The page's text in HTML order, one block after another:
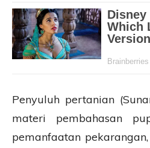
Penyuluh pertanian
materi pembahasan
pemanfaatan